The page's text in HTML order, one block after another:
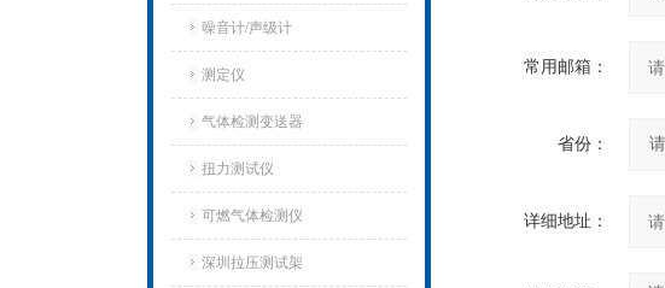
噪音计/声级计
测定仪
气体检测变送器
扭力测试仪
可燃气体检测仪
深圳拉压测试架
常用邮箱：
省份：
详细地址：